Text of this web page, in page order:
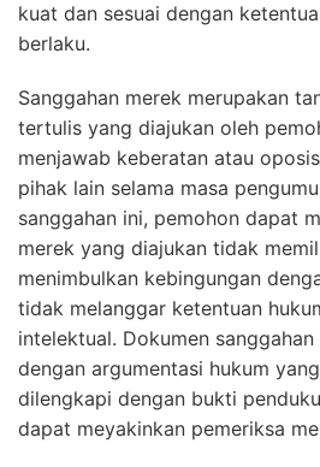
kuat dan sesuai dengan
berlaku.
Sanggahan merek merupakan
tertulis yang diajukan oleh
menjawab keberatan atau
pihak lain selama masa
sanggahan ini, pemohon dapat
merek yang diajukan tidak
menimbulkan kebingungan
tidak melanggar ketentuan
intelektual. Dokumen
dengan argumentasi hukum
dilengkapi dengan bukti
dapat meyakinkan pemeriksa